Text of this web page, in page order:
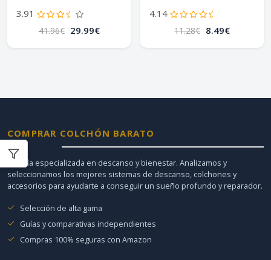
3.91
41.96€ 29.99€
4.14
11.28€ 8.49€
COMPRAR COLCHÓN BARATO
Tu guía especializada en descanso y bienestar. Analizamos y
seleccionamos los mejores sistemas de descanso, colchones y
accesorios para ayudarte a conseguir un sueño profundo y reparador.
Selección de alta gama
Guías y comparativas independientes
Compras 100% seguras con Amazon